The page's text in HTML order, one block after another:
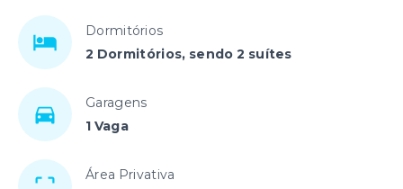
Dormitórios
2 Dormitórios, sendo 2 suítes
Garagens
1 Vaga
Área Privativa